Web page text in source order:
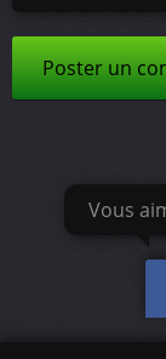
Poster un
Vous